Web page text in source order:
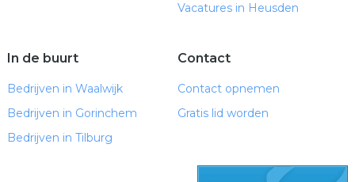
Vacatures in Heusden
In de buurt
Bedrijven in Waalwijk
Bedrijven in Gorinchem
Bedrijven in Tilburg
Contact
Contact opnemen
Gratis lid worden